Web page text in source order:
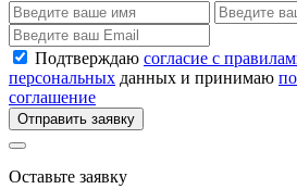
Подтверждаю согласие с
персональных данных и принимаю
соглашение
Отправить заявку
Оставьте заявку